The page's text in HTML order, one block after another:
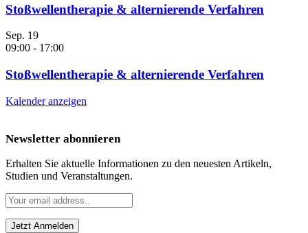
Stoßwellentherapie & alternierende Verfahren
Sep. 19
09:00 - 17:00
Stoßwellentherapie & alternierende Verfahren
Kalender anzeigen
Newsletter abonnieren
Erhalten Sie aktuelle Informationen zu den neuesten Artikeln,
Studien und Veranstaltungen.